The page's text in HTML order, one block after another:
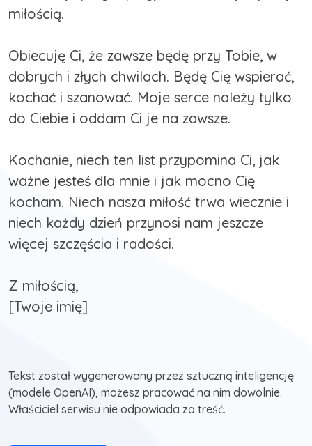
miłością.
Obiecuję Ci, że zawsze będę przy Tobie, w
dobrych i złych chwilach. Będę Cię wspierać,
kochać i szanować. Moje serce należy tylko
do Ciebie i oddam Ci je na zawsze.
Kochanie, niech ten list przypomina Ci, jak
ważne jesteś dla mnie i jak mocno Cię
kocham. Niech nasza miłość trwa wiecznie i
niech każdy dzień przynosi nam jeszcze
więcej szczęścia i radości.
Z miłością,
[Twoje imię]
Tekst został wygenerowany przez sztuczną inteligencję
(modele OpenAI), możesz pracować na nim dowolnie.
Właściciel serwisu nie odpowiada za treść.